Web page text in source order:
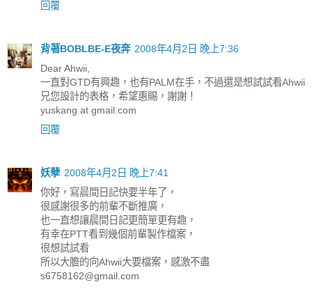
回覆
背著BOBLBE-E夜奔 2008年4月2日 晚上7:36
Dear Ahwii,
一直對GTD有興趣，也有PALM在手，不過還是想試試看Ahwii
兄您設計的表格，希望惠賜，謝謝！
yuskang at gmail.com
回覆
妖孽 2008年4月2日 晚上7:41
你好，寫晨間日記快要半年了，
很感謝很多的前輩不斷推廣，
也一直想讓晨間日記更簡單更有趣，
有幸在PTT看到幾個前輩製作檔案，
很想試試看
所以大膽的向Ahwii大要檔案，感激不盡
s6758162@gmail.com